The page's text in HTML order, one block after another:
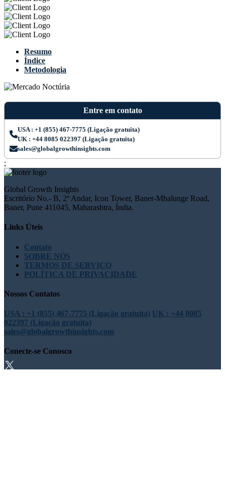
Resumo
Índice
Metodologia
Entre em contato
USA : +1 (855) 467-7775 (Ligação gratuita)
UK : +44 8085 022397 (Ligação gratuita)
sales@globalgrowthinsights.com
;
Global Growth Insights
Escritório No.- B, 2º Andar, Icon Tower, Baner-Mhalunge Road,
Baner, Pune 411045, Maharashtra, Índia.
Links Úteis
Contato
SOBRE NÓS
TERMOS DE SERVIÇO
POLÍTICA DE PRIVACIDADE
Nossos Contatos
USA : +1 (855) 467-7775 (Ligação gratuita) UK : +44 8085
022397 (Ligação gratuita)
sales@globalgrowthinsights.com
Conecte-se Conosco